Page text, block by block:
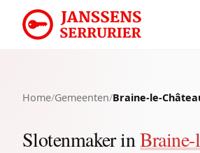
Home/Gemeenten/Braine-le-
Slotenmaker inBraine-